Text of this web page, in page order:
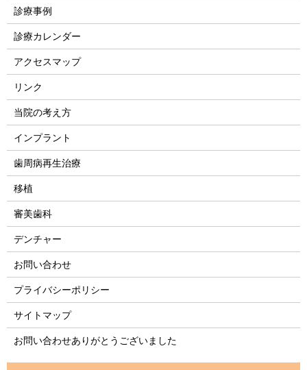
診療事例
診療カレンダー
アクセスマップ
リンク
当院の考え方
インプラント
歯周病再生治療
移植
審美歯科
デンチャー
お問い合わせ
プライバシーポリシー
サイトマップ
お問い合わせありがとうございました